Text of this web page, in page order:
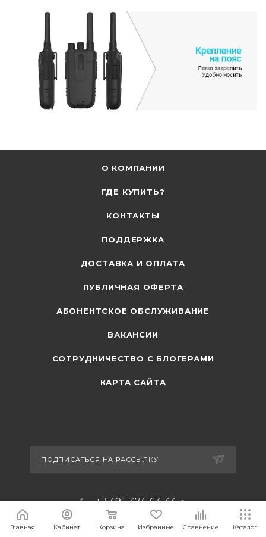
О КОМПАНИИ
ГДЕ КУПИТЬ?
КОНТАКТЫ
ПОДДЕРЖКА
ДОСТАВКА И ОПЛАТА
ПУБЛИЧНАЯ ОФЕРТА
АБОНЕНТСКОЕ ОБСЛУЖИВАНИЕ
ВАКАНСИИ
СОТРУДНИЧЕСТВО С БЛОГЕРАМИ
КАРТА САЙТА
ПОДПИСАТЬСЯ НА РАССЫЛКУ
+7 495 374-63-44
sales@carcam.ru
Главная Кабинет Корзина Избранные Сравнение Каталог